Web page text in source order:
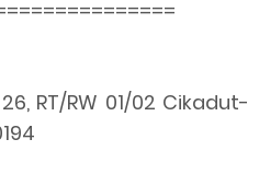
RT/RW 01/02 Cikadut-